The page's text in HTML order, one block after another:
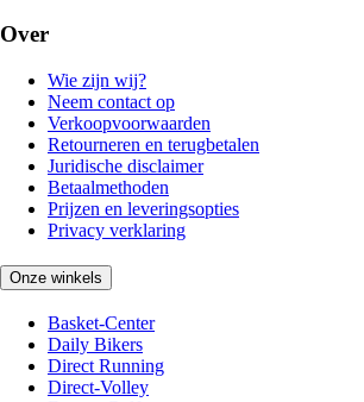
Over
Wie zijn wij?
Neem contact op
Verkoopvoorwaarden
Retourneren en terugbetalen
Juridische disclaimer
Betaalmethoden
Prijzen en leveringsopties
Privacy verklaring
Onze winkels
Basket-Center
Daily Bikers
Direct Running
Direct-Volley